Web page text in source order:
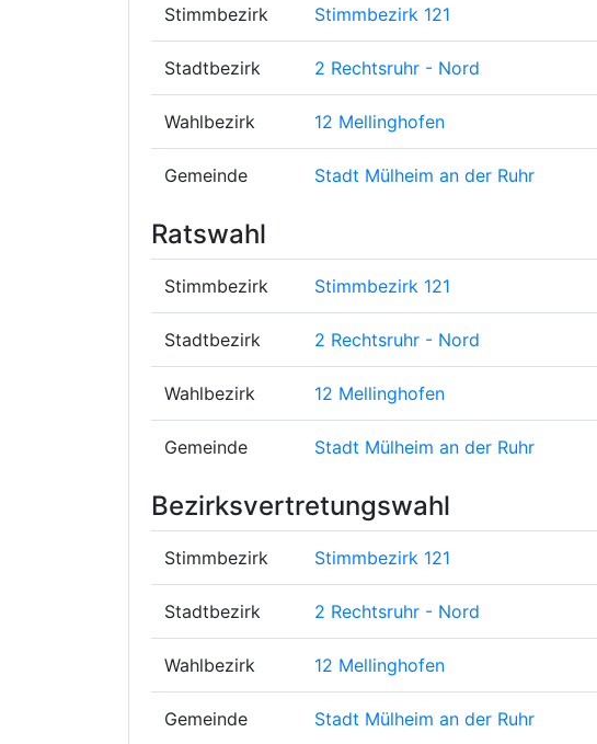
Stimmbezirk Stimmbezirk 121
Stadtbezirk 2 Rechtsruhr - Nord
Wahlbezirk 12 Mellinghofen
Gemeinde Stadt Mülheim an der Ruhr
Ratswahl
Stimmbezirk Stimmbezirk 121
Stadtbezirk 2 Rechtsruhr - Nord
Wahlbezirk 12 Mellinghofen
Gemeinde Stadt Mülheim an der Ruhr
Bezirksvertretungswahl
Stimmbezirk Stimmbezirk 121
Stadtbezirk 2 Rechtsruhr - Nord
Wahlbezirk 12 Mellinghofen
Gemeinde Stadt Mülheim an der Ruhr